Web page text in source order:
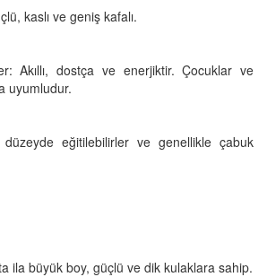
kaslı ve geniş kafalı.
Akıllı, dostça ve enerjiktir. Çocuklar ve
uyumludur.
düzeyde eğitilebilirler ve genellikle çabuk
ila büyük boy, güçlü ve dik kulaklara sahip.